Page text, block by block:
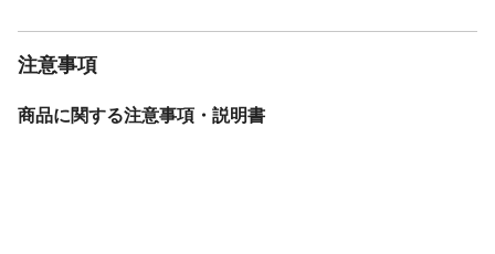
注意事項
商品に関する注意事項・説明書